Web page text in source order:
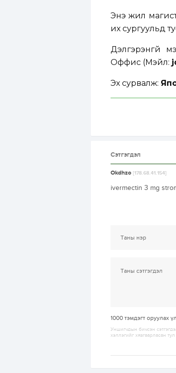
Энэ жил
их сургуульд
Дэлгэрэнгүй
Оффис (Мэйл:
Эх сурвалж:
Сэтгэгдэл
Okdhzo [178.68.41.154]
ivermectin 3 mg
1000 тэмдэгт оруулах
Уншигчдын бичсэн
хэллэгийг хязгаарласан